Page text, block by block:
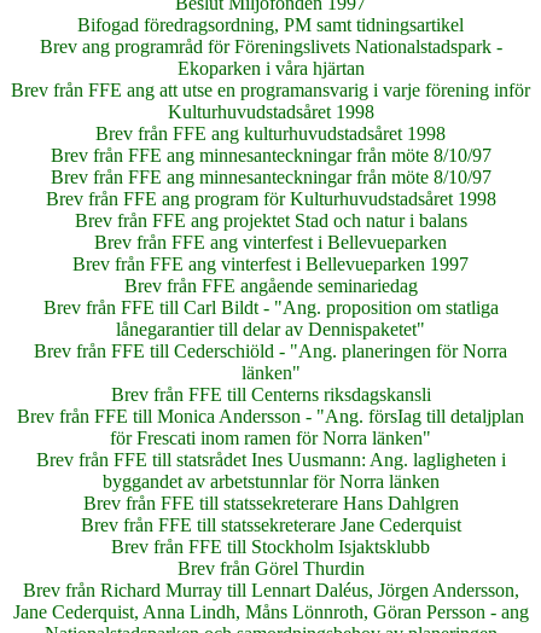
Bifogad föredragsordning, PM samt tidningsartikel
Brev ang programråd för Föreningslivets Nationalstadspark -
Ekoparken i våra hjärtan
Brev från FFE ang att utse en programansvarig i varje förening inför
Kulturhuvudstadsåret 1998
Brev från FFE ang kulturhuvudstadsåret 1998
Brev från FFE ang minnesanteckningar från möte 8/10/97
Brev från FFE ang minnesanteckningar från möte 8/10/97
Brev från FFE ang program för Kulturhuvudstadsåret 1998
Brev från FFE ang projektet Stad och natur i balans
Brev från FFE ang vinterfest i Bellevueparken
Brev från FFE ang vinterfest i Bellevueparken 1997
Brev från FFE angående seminariedag
Brev från FFE till Carl Bildt - "Ang. proposition om statliga
lånegarantier till delar av Dennispaketet"
Brev från FFE till Cederschiöld - "Ang. planeringen för Norra
länken"
Brev från FFE till Centerns riksdagskansli
Brev från FFE till Monica Andersson - "Ang. försIag till detaljplan
för Frescati inom ramen för Norra länken"
Brev från FFE till statsrådet Ines Uusmann: Ang. lagligheten i
byggandet av arbetstunnlar för Norra länken
Brev från FFE till statssekreterare Hans Dahlgren
Brev från FFE till statssekreterare Jane Cederquist
Brev från FFE till Stockholm Isjaktsklubb
Brev från Görel Thurdin
Brev från Richard Murray till Lennart Daléus, Jörgen Andersson,
Jane Cederquist, Anna Lindh, Måns Lönnroth, Göran Persson - ang